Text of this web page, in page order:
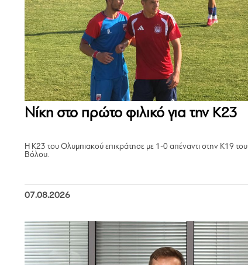
Νίκη στο πρώτο φιλικό για την Κ23
Η Κ23 του Ολυμπιακού επικράτησε με 1-0 απέναντι στην Κ19 του
Βόλου.
07.08.2026